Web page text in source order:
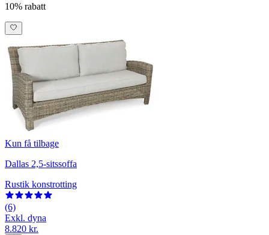
10% rabatt
Kun få tilbage
Dallas 2,5-sitssoffa
Rustik konstrotting
(6)
Exkl. dyna
8.820 kr.